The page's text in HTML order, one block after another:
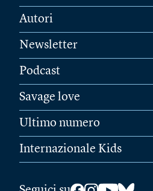
Autori
Newsletter
Podcast
Savage love
Ultimo numero
Internazionale Kids